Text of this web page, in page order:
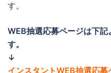
す。
WEB抽選応募ページは下
す。
↓
インスタントWEB抽選応募